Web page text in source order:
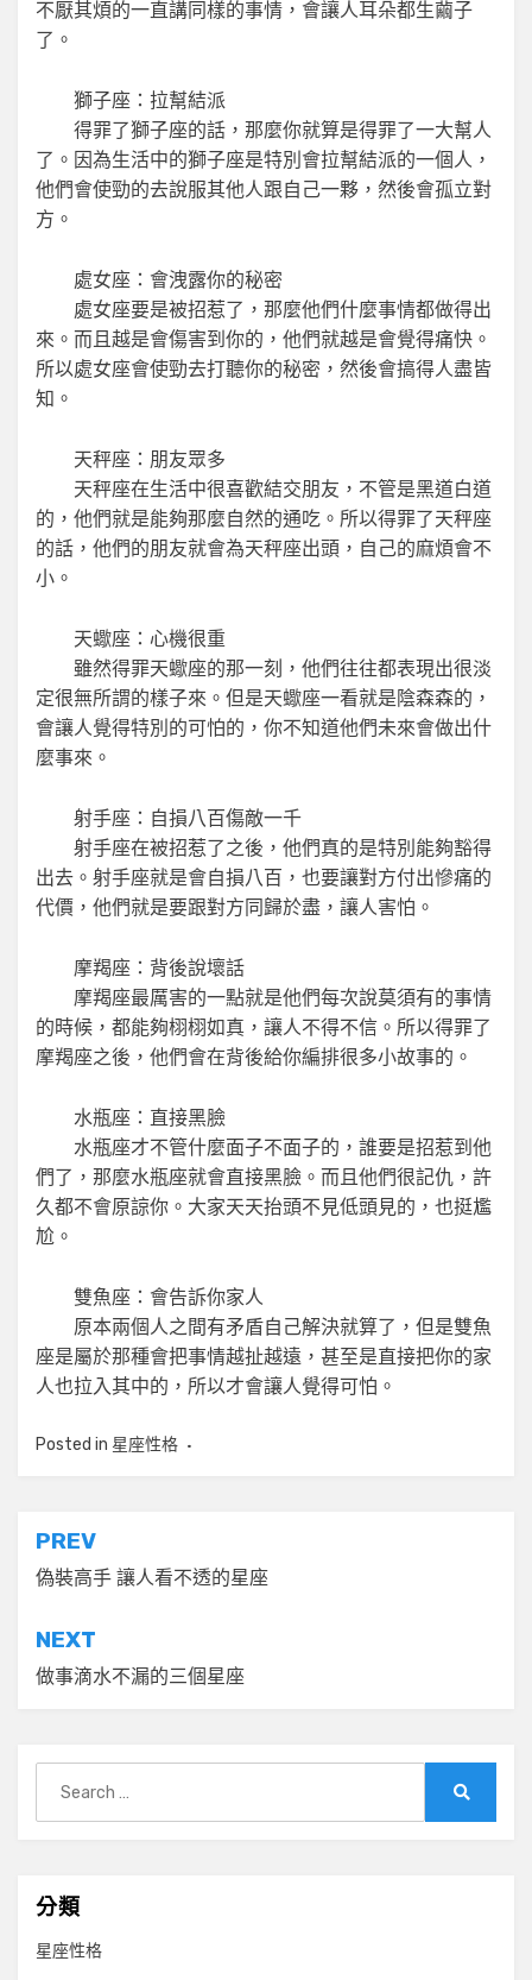
不厭其煩的一直講同樣的事情，會讓人耳朵都生繭子
了。
獅子座：拉幫結派
得罪了獅子座的話，那麼你就算是得罪了一大幫人
了。因為生活中的獅子座是特別會拉幫結派的一個人，
他們會使勁的去說服其他人跟自己一夥，然後會孤立對
方。
處女座：會洩露你的秘密
處女座要是被招惹了，那麼他們什麼事情都做得出
來。而且越是會傷害到你的，他們就越是會覺得痛快。
所以處女座會使勁去打聽你的秘密，然後會搞得人盡皆
知。
天秤座：朋友眾多
天秤座在生活中很喜歡結交朋友，不管是黑道白道
的，他們就是能夠那麼自然的通吃。所以得罪了天秤座
的話，他們的朋友就會為天秤座出頭，自己的麻煩會不
小。
天蠍座：心機很重
雖然得罪天蠍座的那一刻，他們往往都表現出很淡
定很無所謂的樣子來。但是天蠍座一看就是陰森森的，
會讓人覺得特別的可怕的，你不知道他們未來會做出什
麼事來。
射手座：自損八百傷敵一千
射手座在被招惹了之後，他們真的是特別能夠豁得
出去。射手座就是會自損八百，也要讓對方付出慘痛的
代價，他們就是要跟對方同歸於盡，讓人害怕。
摩羯座：背後說壞話
摩羯座最厲害的一點就是他們每次說莫須有的事情
的時候，都能夠栩栩如真，讓人不得不信。所以得罪了
摩羯座之後，他們會在背後給你編排很多小故事的。
水瓶座：直接黑臉
水瓶座才不管什麼面子不面子的，誰要是招惹到他
們了，那麼水瓶座就會直接黑臉。而且他們很記仇，許
久都不會原諒你。大家天天抬頭不見低頭見的，也挺尷
尬。
雙魚座：會告訴你家人
原本兩個人之間有矛盾自己解決就算了，但是雙魚
座是屬於那種會把事情越扯越遠，甚至是直接把你的家
人也拉入其中的，所以才會讓人覺得可怕。
Posted in 星座性格
文
章
導
覽
PREV
偽裝高手 讓人看不透的星座
NEXT
做事滴水不漏的三個星座
for:
分類
星座性格